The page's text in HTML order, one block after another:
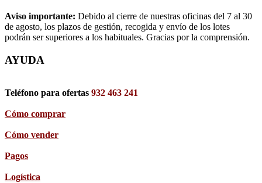
Aviso importante: Debido al cierre de nuestras oficinas del 7 al 30
de agosto, los plazos de gestión, recogida y envío de los lotes
podrán ser superiores a los habituales. Gracias por la comprensión.
AYUDA
Teléfono para ofertas 932 463 241
Cómo comprar
Cómo vender
Pagos
Logística